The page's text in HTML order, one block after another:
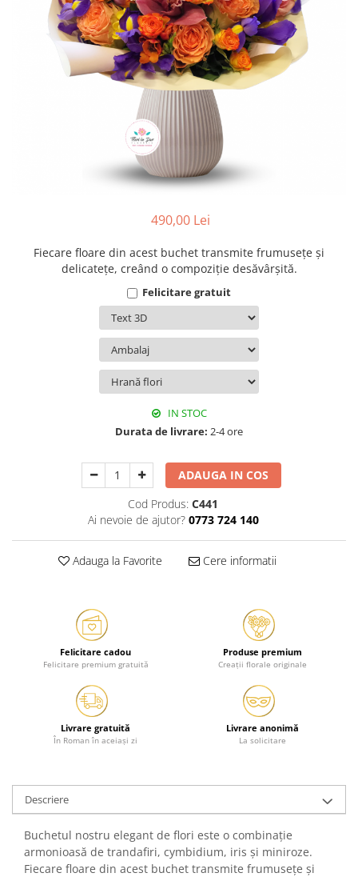
490,00 Lei
Fiecare floare din acest buchet transmite frumusețe și
delicatețe, creând o compoziție desăvârșită.
Felicitare gratuit
IN STOC
Durata de livrare: 2-4 ore
ADAUGA IN COS
Cod Produs: C441
Ai nevoie de ajutor? 0773 724 140
Adauga la Favorite Cere informatii
Felicitare cadou
Felicitare premium gratuită
Produse premium
Creații florale originale
Livrare gratuită
În Roman în aceiași zi
Livrare anonimă
La solicitare
Descriere
Buchetul nostru elegant de flori este o combinație
armonioasă de trandafiri, cymbidium, iris și miniroze.
Fiecare floare din acest buchet transmite frumusețe și